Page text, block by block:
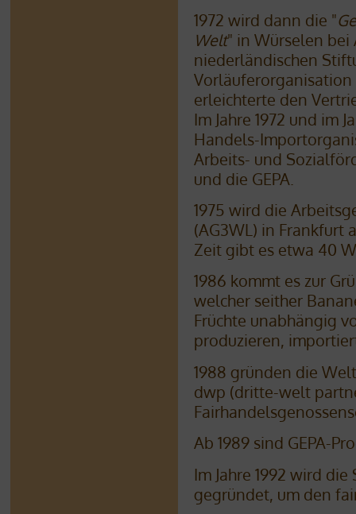
1972 wird dann die "
Welt" in Würselen bei
niederländischen
Vorläuferorganisation
erleichterte den
Im Jahre 1972 und im
Handels-
Arbeits- und
und die GEPA.
1975 wird die
(AG3WL) in Frankfurt
Zeit gibt es etwa 40
1986 kommt es zur
welcher seither
Früchte unabhängig
produzieren,
1988 gründen die
dwp (dritte-welt
Ab 1989 sind GEPA-
Im Jahre 1992 wird
gegründet, um den